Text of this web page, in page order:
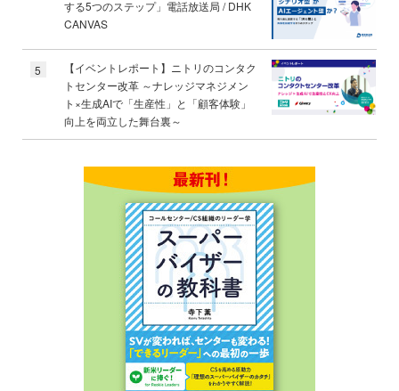
する5つのステップ」電話放送局 / DHK
CANVAS
5
【イベントレポート】ニトリのコンタク
トセンター改革 ～ナレッジマネジメン
ト×生成AIで「生産性」と「顧客体験」
向上を両立した舞台裏～